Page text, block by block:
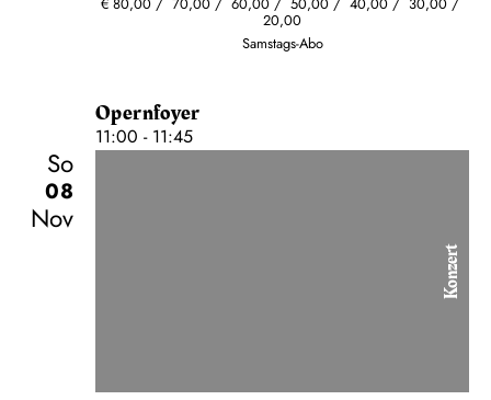
20,00
Samstags-Abo
Opernfoyer
11:00 - 11:45
So
08
Nov
Konzert